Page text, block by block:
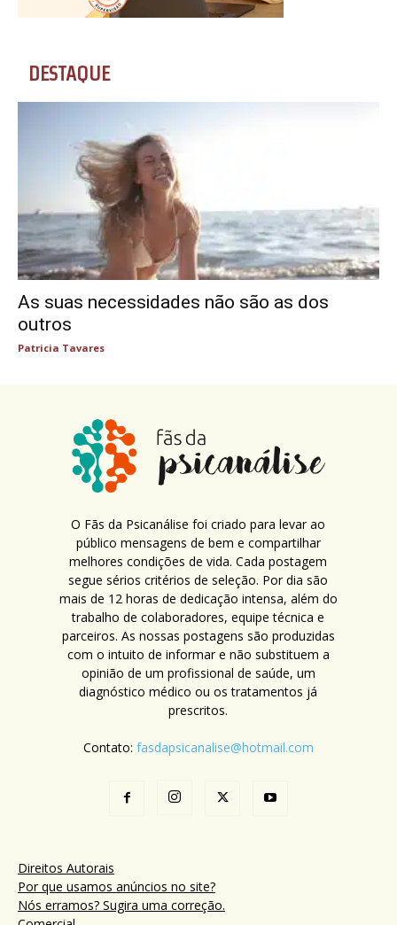
DESTAQUE
As suas necessidades não são as dos
outros
Patricia Tavares
O Fãs da Psicanálise foi criado para levar ao
público mensagens de bem e compartilhar
melhores condições de vida. Cada postagem
segue sérios critérios de seleção. Por dia são
mais de 12 horas de dedicação intensa, além do
trabalho de colaboradores, equipe técnica e
parceiros. As nossas postagens são produzidas
com o intuito de informar e não substituem a
opinião de um profissional de saúde, um
diagnóstico médico ou os tratamentos já
prescritos.
Contato: fasdapsicanalise@hotmail.com
Direitos Autorais
Por que usamos anúncios no site?
Nós erramos? Sugira uma correção.